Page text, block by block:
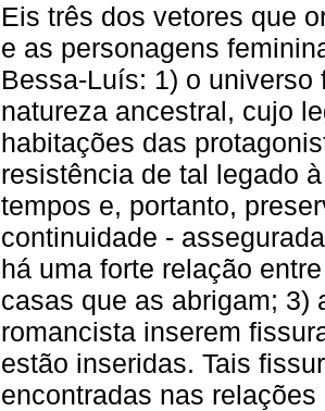
Eis três dos vetores que
e as personagens
Bessa-Luís: 1) o
natureza ancestral, cujo
habitações das
resistência de tal legado
tempos e, portanto,
continuidade -
há uma forte relação
casas que as abrigam; 3)
romancista inserem
estão inseridas. Tais
encontradas nas